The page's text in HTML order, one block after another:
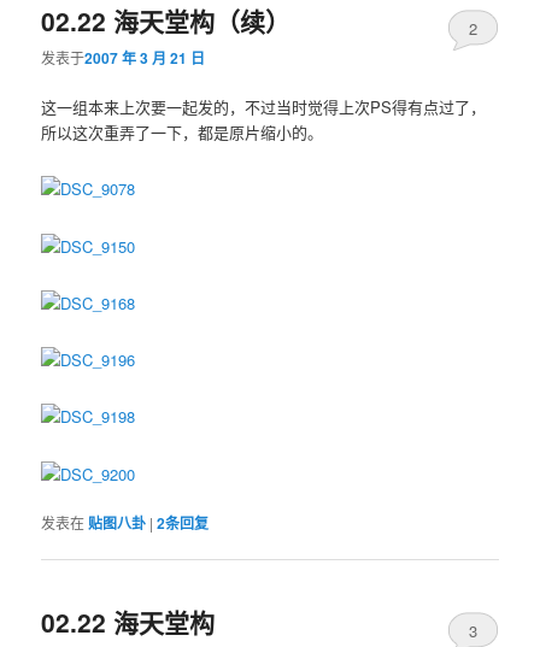
02.22 海天堂构（续）
发表于2007 年 3 月 21 日
2
这一组本来上次要一起发的，不过当时觉得上次PS得有点过了，
所以这次重弄了一下，都是原片缩小的。
发表在贴图八卦 |2条回复
02.22 海天堂构 3